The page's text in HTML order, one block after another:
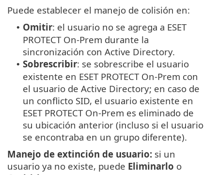
Puede establecer el manejo de colisión en:
• Omitir: el usuario no se agrega a ESET
PROTECT On-Prem durante la
sincronización con Active Directory.
• Sobrescribir: se sobrescribe el usuario
existente en ESET PROTECT On-Prem con
el usuario de Active Directory; en caso de
un conflicto SID, el usuario existente en
ESET PROTECT On-Prem es eliminado de
su ubicación anterior (incluso si el usuario
se encontraba en un grupo diferente).
Manejo de extinción de usuario: si un
usuario ya no existe, puede Eliminarlo o